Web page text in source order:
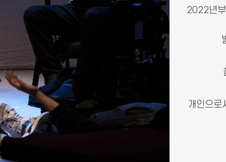
2022년
개인으로